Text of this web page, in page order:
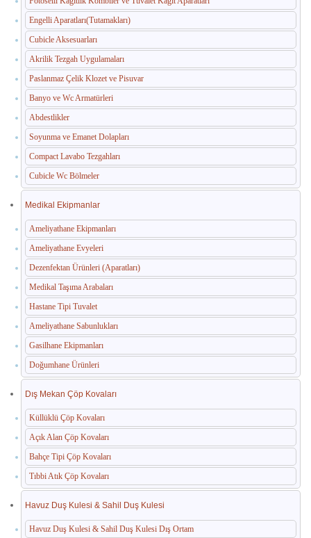
Engelli Aparatları(Tutamakları)
Cubicle Aksesuarları
Akrilik Tezgah Uygulamaları
Paslanmaz Çelik Klozet ve Pisuvar
Banyo ve Wc Armatürleri
Abdestlikler
Soyunma ve Emanet Dolapları
Compact Lavabo Tezgahları
Cubicle Wc Bölmeler
Medikal Ekipmanlar
Ameliyathane Ekipmanları
Ameliyathane Evyeleri
Dezenfektan Ürünleri (Aparatları)
Medikal Taşıma Arabaları
Hastane Tipi Tuvalet
Ameliyathane Sabunlukları
Gasilhane Ekipmanları
Doğumhane Ürünleri
Dış Mekan Çöp Kovaları
Küllüklü Çöp Kovaları
Açık Alan Çöp Kovaları
Bahçe Tipi Çöp Kovaları
Tıbbi Atık Çöp Kovaları
Havuz Duş Kulesi & Sahil Duş Kulesi
Havuz Duş Kulesi & Sahil Duş Kulesi Dış Ortam